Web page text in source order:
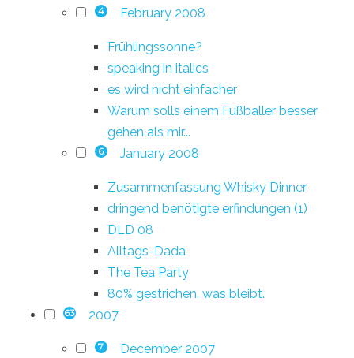
4 February 2008
Frühlingssonne?
speaking in italics
es wird nicht einfacher
Warum solls einem Fußballer besser
gehen als mir...
6 January 2008
Zusammenfassung Whisky Dinner
dringend benötigte erfindungen (1)
DLD 08
Alltags-Dada
The Tea Party
80% gestrichen. was bleibt.
63 2007
7 December 2007